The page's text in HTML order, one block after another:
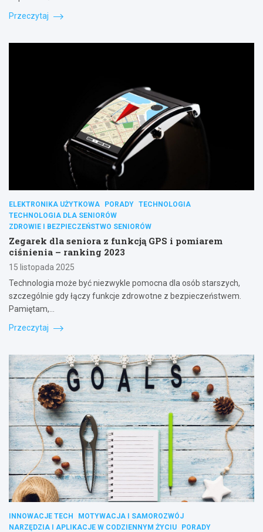
Przeczytaj
ELEKTRONIKA UŻYTKOWA PORADY TECHNOLOGIA
TECHNOLOGIA DLA SENIORÓW
ZDROWIE I BEZPIECZEŃSTWO SENIORÓW
Zegarek dla seniora z funkcją GPS i pomiarem
ciśnienia – ranking 2023
15 listopada 2025
Technologia może być niezwykle pomocna dla osób starszych,
szczególnie gdy łączy funkcje zdrowotne z bezpieczeństwem.
Pamiętam,…
Przeczytaj
INNOWACJE TECH
MOTYWACJA I SAMOROZWÓJ
NARZĘDZIA I APLIKACJE W CODZIENNYM ŻYCIU
PORADY